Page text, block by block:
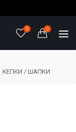
0 0
КЕПКИ / ШАПКИ